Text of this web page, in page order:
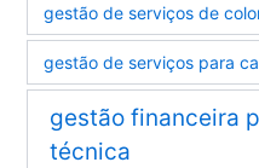
gestão de serviços de
gestão de serviços para
gestão financeira
técnica